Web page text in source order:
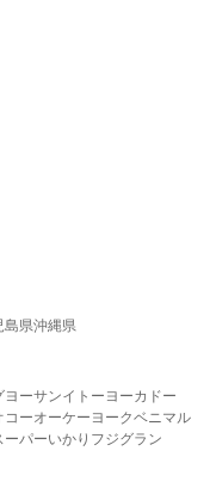
島県沖縄県
ヨーサンイトーヨーカドー
コーオーケー ヨークベニマル
ーパーいかり フジグラン